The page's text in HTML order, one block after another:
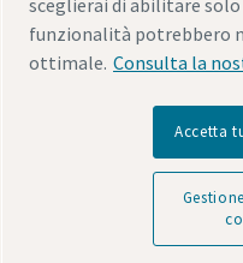
Gestione preferenze
© 2026 Atlas Copco Italia
Scopri come Atlas
tecnologia che
Visita il sito web di Atlas
sceglierai di abilitare
funzionalità potrebbero
ottimale. Consulta la
Accetta